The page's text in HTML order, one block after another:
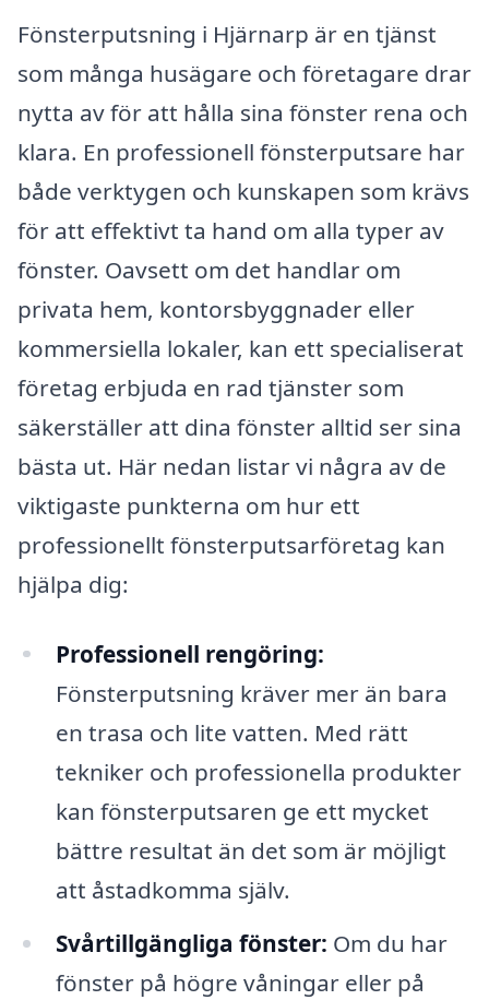
Fönsterputsning i Hjärnarp är en tjänst
som många husägare och företagare drar
nytta av för att hålla sina fönster rena och
klara. En professionell fönsterputsare har
både verktygen och kunskapen som krävs
för att effektivt ta hand om alla typer av
fönster. Oavsett om det handlar om
privata hem, kontorsbyggnader eller
kommersiella lokaler, kan ett specialiserat
företag erbjuda en rad tjänster som
säkerställer att dina fönster alltid ser sina
bästa ut. Här nedan listar vi några av de
viktigaste punkterna om hur ett
professionellt fönsterputsarföretag kan
hjälpa dig:
Professionell rengöring:
Fönsterputsning kräver mer än bara
en trasa och lite vatten. Med rätt
tekniker och professionella produkter
kan fönsterputsaren ge ett mycket
bättre resultat än det som är möjligt
att åstadkomma själv.
Svårtillgängliga fönster: Om du har
fönster på högre våningar eller på